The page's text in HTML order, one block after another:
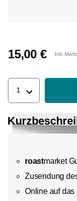
15,00 € Inkl.
1
roastmarket
Zusendung
Online auf das